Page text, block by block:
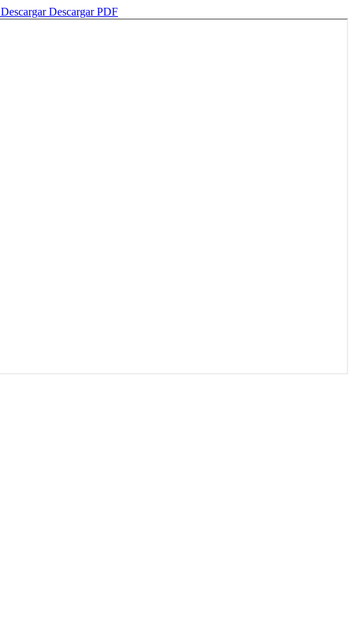
DescargarDescargar PDF